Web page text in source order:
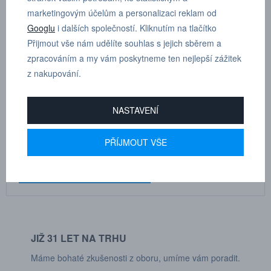
technické poradenství
+420 731 517 942
JIŽ 31 LET NA TRHU
Máme bohaté zkušenosti z oboru, umíme vám poradit.
marketingovým účelům a personalizaci reklam od
Googlu i dalších společností. Kliknutím na tlačítko
Přijmout vše nám udělíte souhlas s jejich sběrem a
zpracováním a my vám poskytneme ten nejlepší zážitek
z nakupování.
NASTAVENÍ
PŘÍJMOUT VŠE